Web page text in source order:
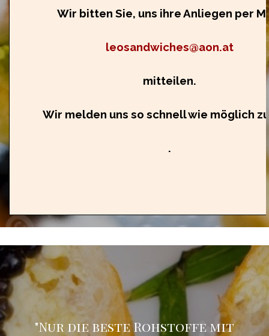
Wir bitten Sie, uns ihre Anliegen per
leosandwiches@aon.at
mitteilen.
Wir melden uns so schnell wie möglich
.
"Nur die beste Rohstoffe mit